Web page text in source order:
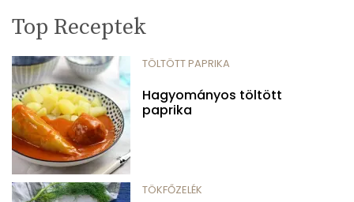
Top Receptek
TÖLTÖTT PAPRIKA
Hagyományos töltött
paprika
TÖKFŐZELÉK